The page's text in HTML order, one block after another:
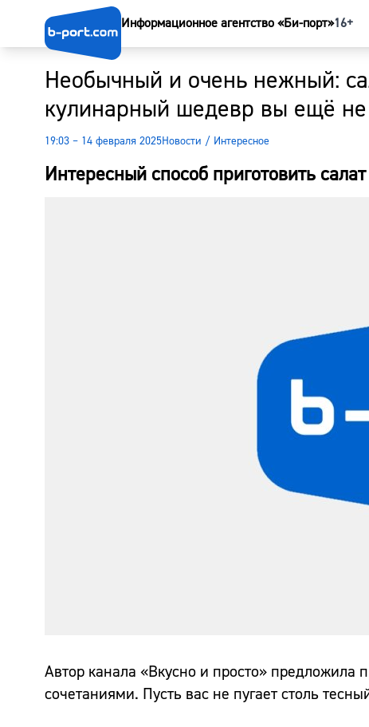
Информационное агентство «Би-порт»16+
Необычный и очень нежный:
кулинарный шедевр вы ещё
19:03 – 14 февраля 2025Новости / Интересное
Интересный способ приготовить салат
Автор канала «Вкусно и просто» предложила
сочетаниями. Пусть вас не пугает столь